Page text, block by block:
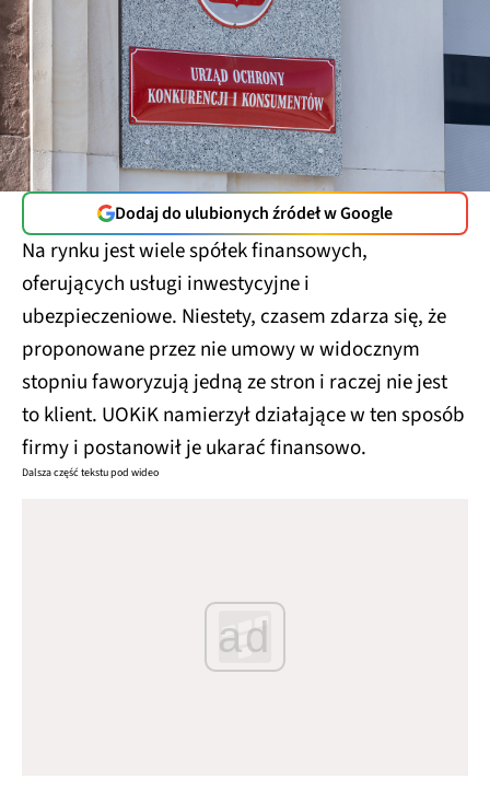
Dodaj do ulubionych źródeł w Google
Na rynku jest wiele spółek finansowych,
oferujących usługi inwestycyjne i
ubezpieczeniowe. Niestety, czasem zdarza się, że
proponowane przez nie umowy w widocznym
stopniu faworyzują jedną ze stron i raczej nie jest
to klient. UOKiK namierzył działające w ten sposób
firmy i postanowił je ukarać finansowo.
Dalsza część tekstu pod wideo
ad